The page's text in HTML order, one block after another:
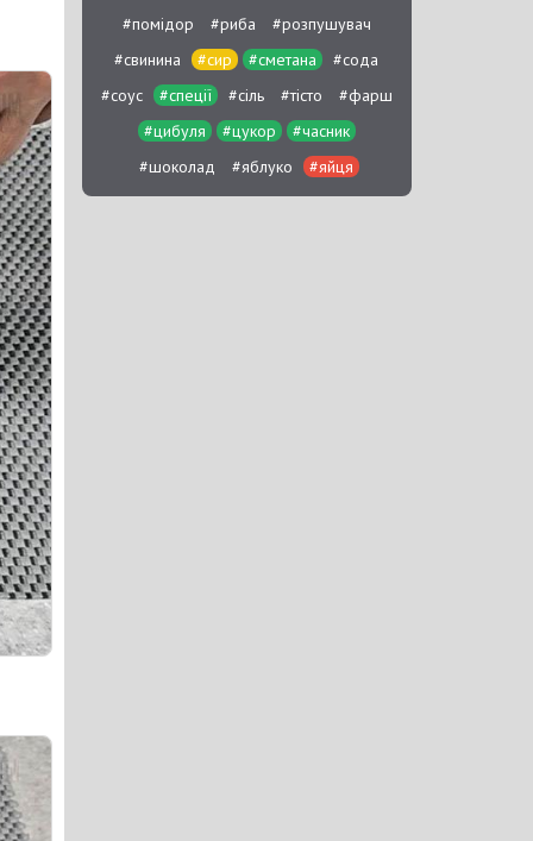
#помідор
#риба
#розпушувач
#свинина
#сир #сметана
#сода
#соус
#спеції #сіль #тісто
#фарш
#цибуля
#цукор
#часник
#шоколад
#яблуко #яйця